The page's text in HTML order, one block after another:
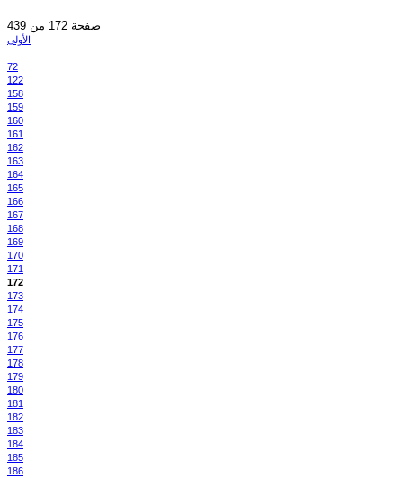
صفحة 172 من 439
الأولى
72
122
158
159
160
161
162
163
164
165
166
167
168
169
170
171
172
173
174
175
176
177
178
179
180
181
182
183
184
185
186